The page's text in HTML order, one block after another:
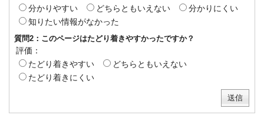
分かりやすい
どちらともいえない
分かりにくい
知りたい情報がなかった
質問2：このページはたどり着きやすかったですか？
評価：
たどり着きやすい
どちらともいえない
たどり着きにくい